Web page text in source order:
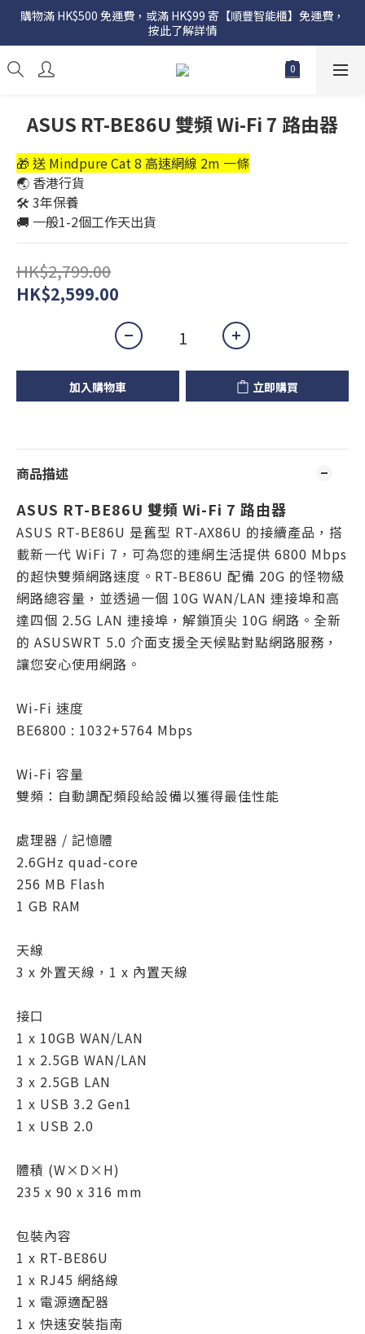
購物滿 HK$500 免運費，或滿 HK$99 寄【順豐智能櫃】免運費，
按此了解詳情
ASUS RT-BE86U 雙頻 Wi-Fi 7 路由器
🎁 送 Mindpure Cat 8 高速網線 2m 一條
🌏 香港行貨
🛠️ 3年保養
🚚 一般1-2個工作天出貨
HK$2,799.00
HK$2,599.00
加入購物車 立即購買
商品描述
ASUS RT-BE86U 雙頻 Wi-Fi 7 路由器
ASUS RT-BE86U 是舊型 RT-AX86U 的接續產品，搭
載新一代 WiFi 7，可為您的連網生活提供 6800 Mbps
的超快雙頻網路速度。RT-BE86U 配備 20G 的怪物級
網路總容量，並透過一個 10G WAN/LAN 連接埠和高
達四個 2.5G LAN 連接埠，解鎖頂尖 10G 網路。全新
的 ASUSWRT 5.0 介面支援全天候點對點網路服務，
讓您安心使用網路。
Wi-Fi 速度
BE6800 : 1032+5764 Mbps
Wi-Fi 容量
雙頻：自動調配頻段給設備以獲得最佳性能
處理器 / 記憶體
2.6GHz quad-core
256 MB Flash
1 GB RAM
天線
3 x 外置天線，1 x 內置天線
接口
1 x 10GB WAN/LAN
1 x 2.5GB WAN/LAN
3 x 2.5GB LAN
1 x USB 3.2 Gen1
1 x USB 2.0
體積 (W×D×H)
235 x 90 x 316 mm
包裝內容
1 x RT-BE86U
1 x RJ45 網絡線
1 x 電源適配器
1 x 快速安裝指南